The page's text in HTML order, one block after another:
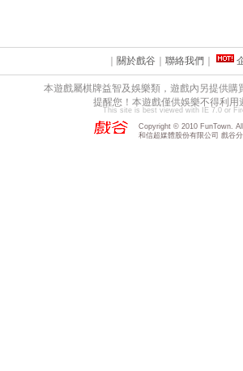
關於戲谷 聯絡我們
本遊戲屬棋牌益智及娛樂類，遊戲內另提供
提醒您！本遊戲僅供娛樂不得利
This site is best viewed with IE 7.0 or
Copyright © 2010 FunTown.
和信超媒體股份有限公司 戲谷